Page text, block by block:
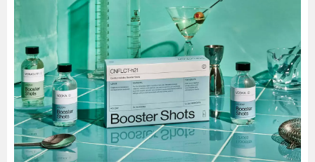
100多年后，Castel Mimi的技术人员设法根据他的研究重新创
造了一系列独特的酊剂。这就是Castel Mimi的Nucată、
Vişinată和Trandafirată的创作方式，我们的工作室很高兴为
其开发包装设计。